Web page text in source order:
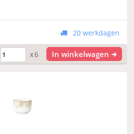
20 werkdagen
x6 In winkelwagen